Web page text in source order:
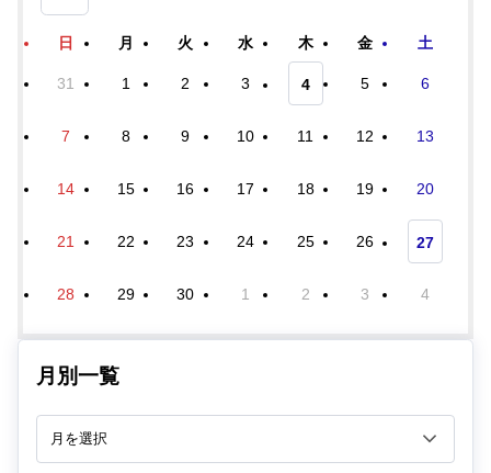
日 月 火 水 木 金 土
31 1 2 3 4 5 6
7 8 9 10 11 12 13
14 15 16 17 18 19 20
21 22 23 24 25 26 27
28 29 30 1 2 3 4
月別一覧